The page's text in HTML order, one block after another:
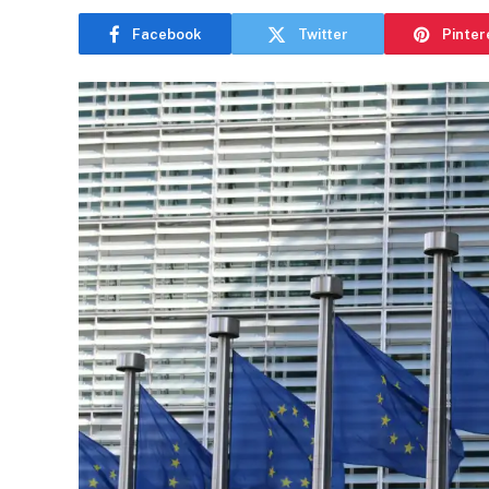
Facebook Twitter